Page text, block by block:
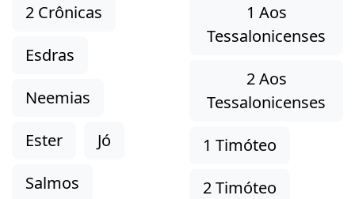
2 Crônicas
Esdras
Neemias
Ester
Jó
Salmos
1 Aos
Tessalonicenses
2 Aos
Tessalonicenses
1 Timóteo
2 Timóteo